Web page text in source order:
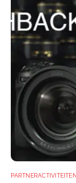
PARTNERACTIVITEITEN